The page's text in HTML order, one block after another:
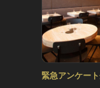
緊急アンケー